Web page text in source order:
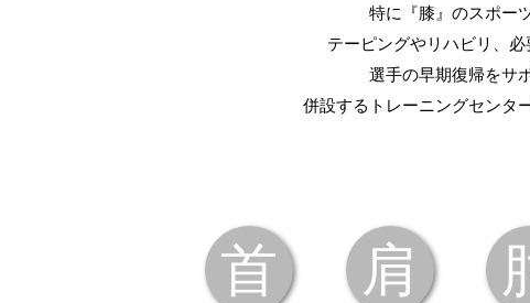
特に『膝』のスポー
テーピングやリハビリ、
選手の早期復帰をサ
併設するトレーニングセンタ
首 肩